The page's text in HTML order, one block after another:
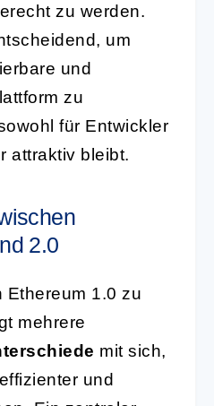
zu werden.
um
und
zu
für Entwickler
attraktiv bleibt.
2.0
Ethereum 1.0 zu
mehrere
mit sich,
und